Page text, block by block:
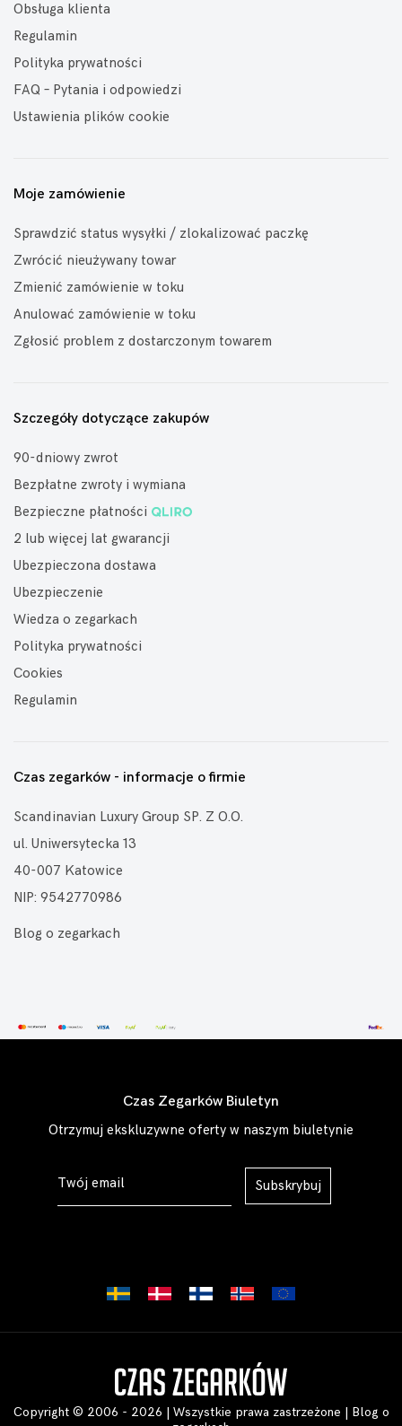
Obsługa klienta
Regulamin
Polityka prywatności
FAQ – Pytania i odpowiedzi
Ustawienia plików cookie
Moje zamówienie
Sprawdzić status wysyłki / zlokalizować paczkę
Zwrócić nieużywany towar
Zmienić zamówienie w toku
Anulować zamówienie w toku
Zgłosić problem z dostarczonym towarem
Szczegóły dotyczące zakupów
90-dniowy zwrot
Bezpłatne zwroty i wymiana
Bezpieczne płatności
2 lub więcej lat gwarancji
Ubezpieczona dostawa
Ubezpieczenie
Wiedza o zegarkach
Polityka prywatności
Cookies
Regulamin
Czas zegarków - informacje o firmie
Scandinavian Luxury Group SP. Z O.O.
ul. Uniwersytecka 13
40-007 Katowice
NIP: 9542770986
Blog o zegarkach
Czas Zegarków Biuletyn
Otrzymuj ekskluzywne oferty w naszym biuletynie
Subskrybuj
Copyright © 2006 - 2026 | Wszystkie prawa zastrzeżone | Blog o